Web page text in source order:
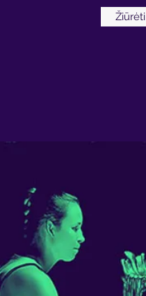
Žiūrėti